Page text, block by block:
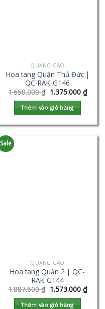
QUẢNG CÁO
Hoa tang Quận Thủ Đức |
QC-RAK-G146
1.650.000₫ 1.375.000 ₫
Thêm vào giỏ hàng
Sale
QUẢNG CÁO
Hoa tang Quận 2 | QC-
RAK-G144
1.887.600₫ 1.573.000 ₫
Thêm vào giỏ hàng